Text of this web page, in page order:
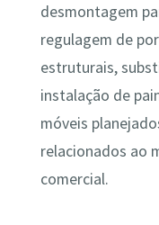
desmontagem
regulagem de
estruturais,
instalação de
móveis
relacionados ao
comercial.